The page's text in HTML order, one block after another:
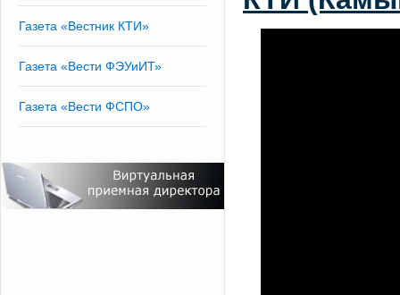
Газета «Вестник КТИ»
Газета «Вести ФЭУиИТ»
Газета «Вести ФСПО»